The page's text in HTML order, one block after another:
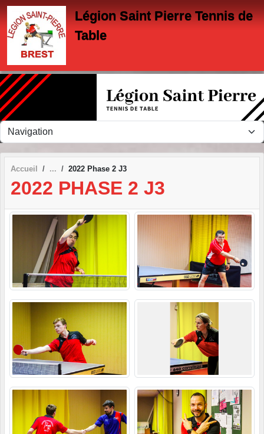
Légion Saint Pierre Tennis de
Table
Accueil 2022 Phase 2 J3
2022 PHASE 2 J3
Panneau de gestion des cookies